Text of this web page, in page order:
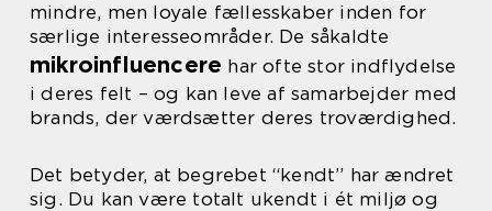
mindre, men loyale fællesskaber inden for
særlige interesseområder. De såkaldte
mikroinfluencere har ofte stor indflydelse
i deres felt – og kan leve af samarbejder med
brands, der værdsætter deres troværdighed.
Det betyder, at begrebet “kendt” har ændret
sig. Du kan være totalt ukendt i ét miljø og